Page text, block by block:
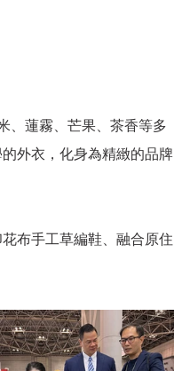
、蓮霧、芒果、茶香等多
外衣，化身為精緻的品牌
布手工草編鞋、融合原住